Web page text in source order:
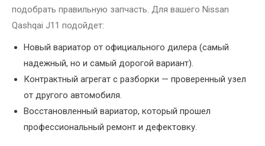
подобрать правильную запчасть. Для вашего Nissan
Qashqai J11 подойдет:
Новый вариатор от официального дилера (самый
надежный, но и самый дорогой вариант).
Контрактный агрегат с разборки — проверенный узел
от другого автомобиля.
Восстановленный вариатор, который прошел
профессиональный ремонт и дефектовку.